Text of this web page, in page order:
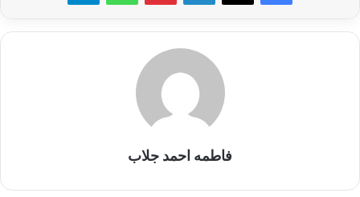
فاطمه احمد جلاب